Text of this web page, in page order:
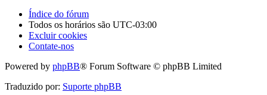
Índice do fórum
Todos os horários são UTC-03:00
Excluir cookies
Contate-nos
Powered by phpBB® Forum Software © phpBB Limited
Traduzido por: Suporte phpBB